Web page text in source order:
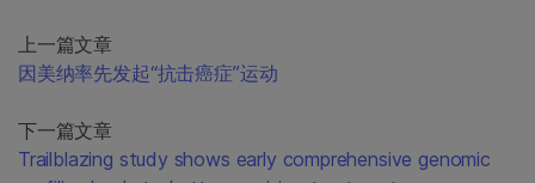
上一篇文章
因美纳率先发起“抗击癌症”运动
下一篇文章
Trailblazing study shows early comprehensive genomic